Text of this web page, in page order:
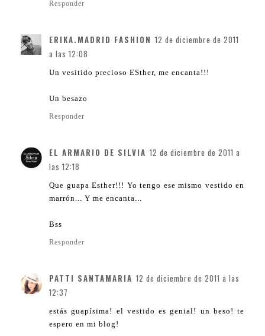
Responder
ERIKA.MADRID FASHION 12 de diciembre de 2011
a las 12:08
Un vesitido precioso ESther, me encanta!!!
Un besazo
Responder
EL ARMARIO DE SILVIA 12 de diciembre de 2011 a
las 12:18
Que guapa Esther!!! Yo tengo ese mismo vestido en
marrón... Y me encanta...
Bss
Responder
PATTI SANTAMARIA 12 de diciembre de 2011 a las
12:37
estás guapísima! el vestido es genial! un beso! te
espero en mi blog!